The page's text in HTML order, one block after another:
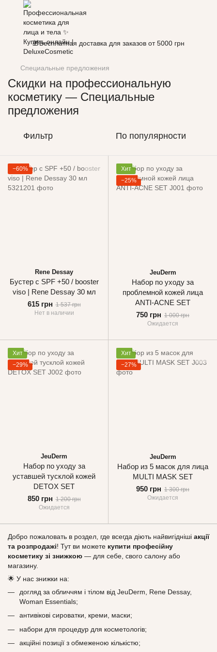
🎁Бесплатная доставка для заказов от 5000 грн
Специальные предложения
Скидки на профессиональную
косметику — Специальные
предложения
Фильтр По популярности
−60%
Rene Dessay
Бустер с SPF +50 / booster
viso | Rene Dessay 30 мл
615 грн 1 537 грн
Нет в наличии
Хит
−25%
JeuDerm
Набор по уходу за
проблемной кожей лица
ANTI-ACNE SET
750 грн 1 000 грн
Ожидается
Хит
−29%
JeuDerm
Набор по уходу за
уставшей тусклой кожей
DETOX SET
850 грн 1 200 грн
Ожидается
Хит
−27%
JeuDerm
Набор из 5 масок для лица
MULTI MASK SET
950 грн 1 300 грн
Ожидается
Добро пожаловать в роздел, где всегда діють найвигідніші акції
та розпродажі! Тут ви можете купити професійну
косметику зі знижкою — для себе, свого салону або
магазину.
🌟 У нас знижки на:
догляд за обличчям і тілом від JeuDerm, Rene Dessay,
Woman Essentials;
антивікові сироватки, креми, маски;
набори для процедур для косметологів;
акційні позиції з обмеженою кількістю;